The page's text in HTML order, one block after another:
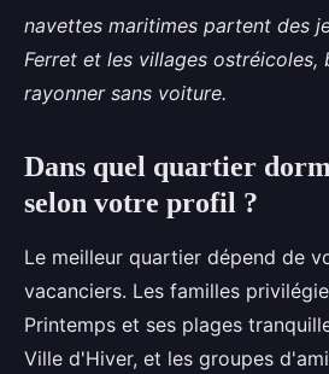
navettes maritimes partent des
Ferret et les villages ostréicoles,
rayonner sans voiture.
Dans quel quartier
selon votre profil ?
Le meilleur quartier dépend de
vacanciers. Les familles
Printemps et ses plages
Ville d'Hiver, et les groupes